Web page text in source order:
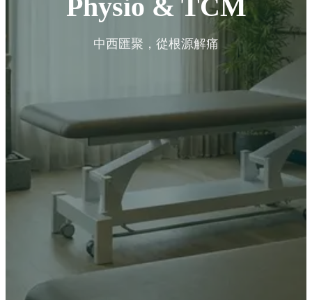
Physio & TCM
中西匯聚，從根源解痛